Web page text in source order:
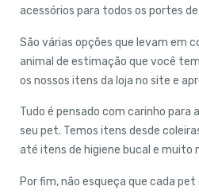
acessórios para todos os portes
São várias opções que levam em
animal de estimação que você
os nossos itens da loja no site e
Tudo é pensado com carinho para
seu pet. Temos itens desde
até itens de higiene bucal e muito
Por fim, não esqueça que cada pet